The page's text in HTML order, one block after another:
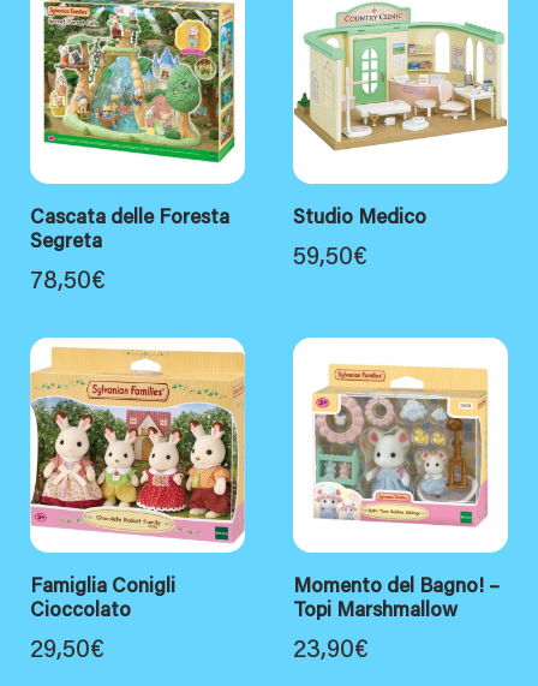
Cascata delle Foresta
Segreta
78,50€
Studio Medico
59,50€
Famiglia Conigli
Cioccolato
29,50€
Momento del Bagno! –
Topi Marshmallow
23,90€